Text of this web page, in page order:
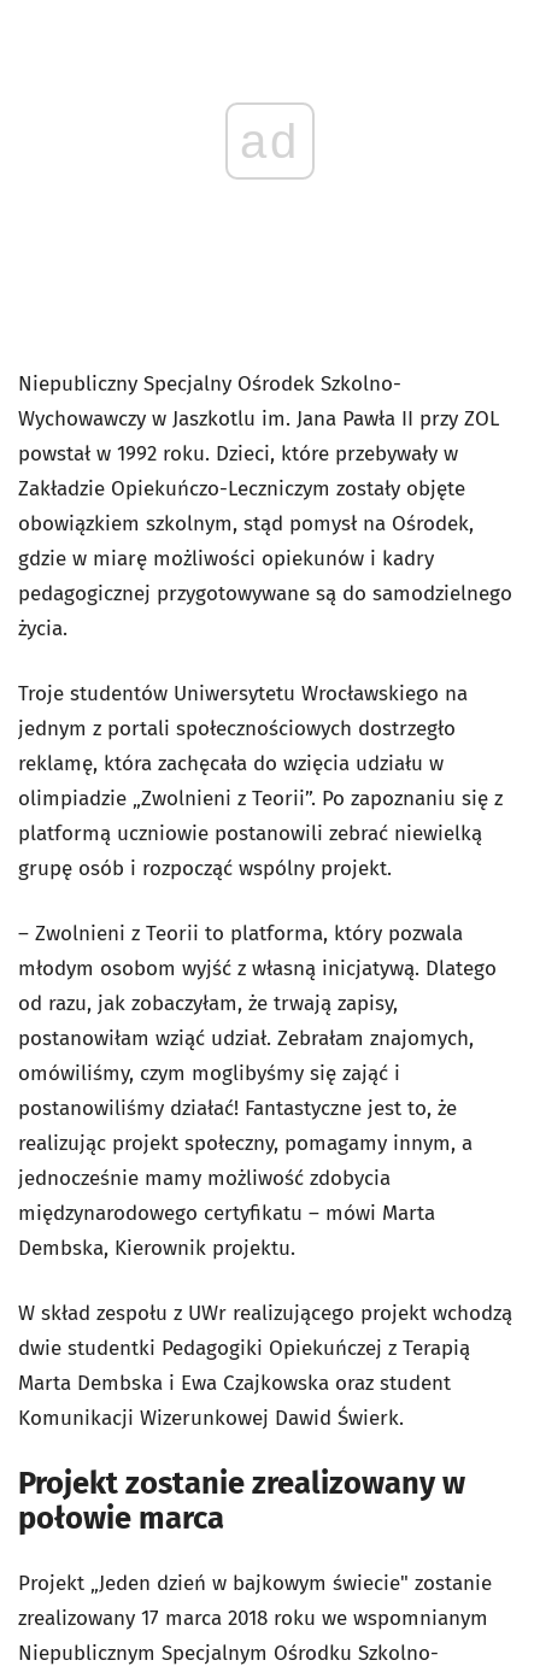
ad
Niepubliczny Specjalny Ośrodek Szkolno-
Wychowawczy w Jaszkotlu im. Jana Pawła II przy ZOL
powstał w 1992 roku. Dzieci, które przebywały w
Zakładzie Opiekuńczo-Leczniczym zostały objęte
obowiązkiem szkolnym, stąd pomysł na Ośrodek,
gdzie w miarę możliwości opiekunów i kadry
pedagogicznej przygotowywane są do samodzielnego
życia.
Troje studentów Uniwersytetu Wrocławskiego na
jednym z portali społecznościowych dostrzegło
reklamę, która zachęcała do wzięcia udziału w
olimpiadzie „Zwolnieni z Teorii”. Po zapoznaniu się z
platformą uczniowie postanowili zebrać niewielką
grupę osób i rozpocząć wspólny projekt.
– Zwolnieni z Teorii to platforma, który pozwala
młodym osobom wyjść z własną inicjatywą. Dlatego
od razu, jak zobaczyłam, że trwają zapisy,
postanowiłam wziąć udział. Zebrałam znajomych,
omówiliśmy, czym moglibyśmy się zająć i
postanowiliśmy działać! Fantastyczne jest to, że
realizując projekt społeczny, pomagamy innym, a
jednocześnie mamy możliwość zdobycia
międzynarodowego certyfikatu – mówi Marta
Dembska, Kierownik projektu.
W skład zespołu z UWr realizującego projekt wchodzą
dwie studentki Pedagogiki Opiekuńczej z Terapią
Marta Dembska i Ewa Czajkowska oraz student
Komunikacji Wizerunkowej Dawid Świerk.
Projekt zostanie zrealizowany w
połowie marca
Projekt „Jeden dzień w bajkowym świecie" zostanie
zrealizowany 17 marca 2018 roku we wspomnianym
Niepublicznym Specjalnym Ośrodku Szkolno-